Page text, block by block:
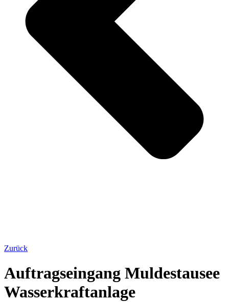
Zurück
Auftragseingang Muldestausee
Wasserkraftanlage